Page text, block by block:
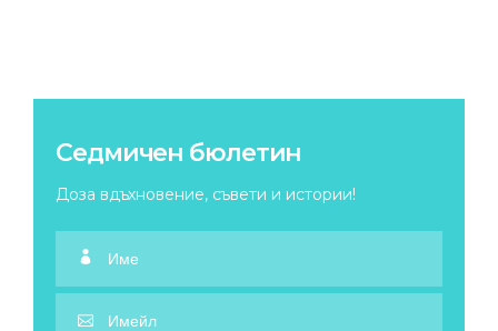
Седмичен бюлетин
Доза вдъхновение, съвети и истории!